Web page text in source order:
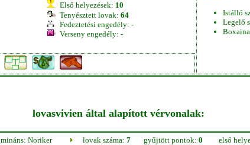
Első helyezések: 10
Tenyésztett lovak: 64
Fedeztetési engedély: -
Verseny engedély: -
Istálló
Legelő
lovasvivien által alapított vérvonalak:
Noriker lovak száma: 7 gyűjtött pontok: 0 első